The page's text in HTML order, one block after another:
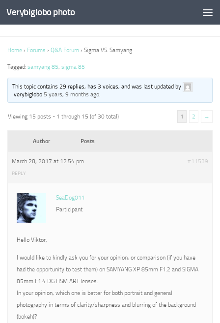
Verybiglobo photo
Home › Forums › Q&A Forum › Sigma VS. Samyang
Tagged: samyang 85, sigma 85
This topic contains 29 replies, has 3 voices, and was last updated by
verybiglobo 5 years, 9 months ago.
Viewing 15 posts - 1 through 15 (of 30 total) 1 2 →
Author Posts
March 28, 2017 at 12:54 pm #11539
REPLY
SeaDog011
Participant
Hello Viktor,
I would like to kindly ask you for your opinion, or comparison (if you have
had the opportunity to test them) on SAMYANG XP 85mm F1.2 and SIGMA
85mm F1.4 DG HSM ART lenses.
In your opinion, which one is better for both portrait and general
photography in terms of clarity/sharpness and blurring of the background
(bokeh)?